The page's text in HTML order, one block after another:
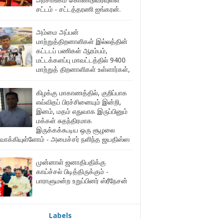
சட்டம் - சட்டத்தரணி ஐங்கரன்.
அம்மை அப்பன்
மாற்றுத்திறனாளிகள் இல்லத்தின்
கட்டடப் பணிகள் ஆரம்பம்,
மட்டக்களப்பு மாவட்டத்தில் 9400
மாற்றுத் திறனாளிகள் உள்ளார்கள்,
கிழக்கு மாகாணத்தில், குறிப்பாக
எவ்விதப் பிரச்சினையும் இன்றி,
இனம், மதம் எதுவாக இருப்பினும்
மக்கள் சுதந்திரமாக
இருக்கக்கூடிய ஒரு சூழலை
- அமைச்சர் நளிந்த ஜயதிஸ்ஸ
முன்னாள் ஜனாதிபதிக்கு
காய்ச்சல் பிடித்திருக்கும் -
பாராளுமன்ற உறுப்பினர் ஸ்ரீநேசன்
Labels